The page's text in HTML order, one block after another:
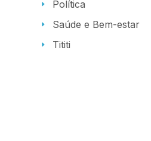
Política
Saúde e Bem-estar
Tititi